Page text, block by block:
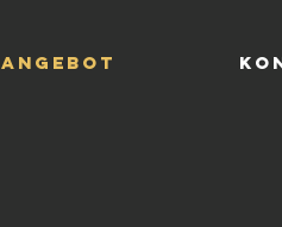
Angebot